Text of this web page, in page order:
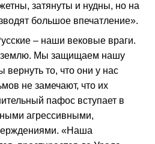
затянуты и нудны, но на
большое впечатление».
– наши вековые враги.
землю. Мы защищаем нашу
то, что они у нас
не замечают, что их
пафос вступает в
агрессивными,
«Наша